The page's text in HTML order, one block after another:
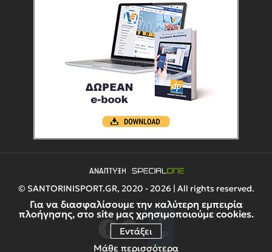
Για να διασφαλίσουμε την καλύτερη εμπειρία
πλοήγησης, στο site μας χρησιμοποιούμε cookies.
Εντάξει
Μάθε περισσότερα
© SANTORINISPORT.GR, 2020 - 2026 | All rights reserved.
UP